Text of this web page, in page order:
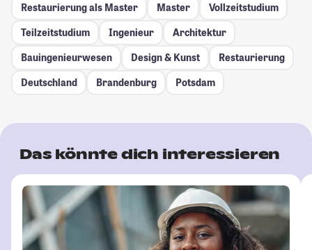
Restaurierung als Master
Master
Vollzeitstudium
Teilzeitstudium
Ingenieur
Architektur
Bauingenieurwesen
Design & Kunst
Restaurierung
Deutschland
Brandenburg Potsdam
Das könnte dich interessieren